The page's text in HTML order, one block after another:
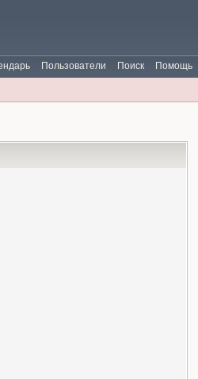
Помощь
Поиск
Пользователи